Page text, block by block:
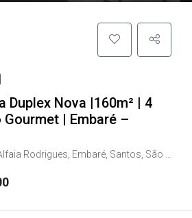
Duplex Nova |160m² | 4
| Embaré –
Embaré, Santos, São Paulo, Região Sudeste, 11025-031, Brasil